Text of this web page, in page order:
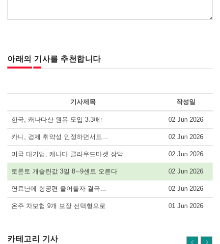
아래의 기사를 추천합니다
기사제목 작성일
한국, 캐나다산 원유 도입 3.3배↑ 02 Jun 2026
카니, 경제 취약성 인정하면서도... 02 Jun 2026
미국 대기업, 캐나다 클라우드마켓 장악 02 Jun 2026
토론토 개솔린값 3일 8∼9센트 오른다 02 Jun 2026
연료난에 항공편 줄어들자 결국... 02 Jun 2026
온주 차보험 9개 보장 선택형으로 01 Jun 2026
카테고리 기사